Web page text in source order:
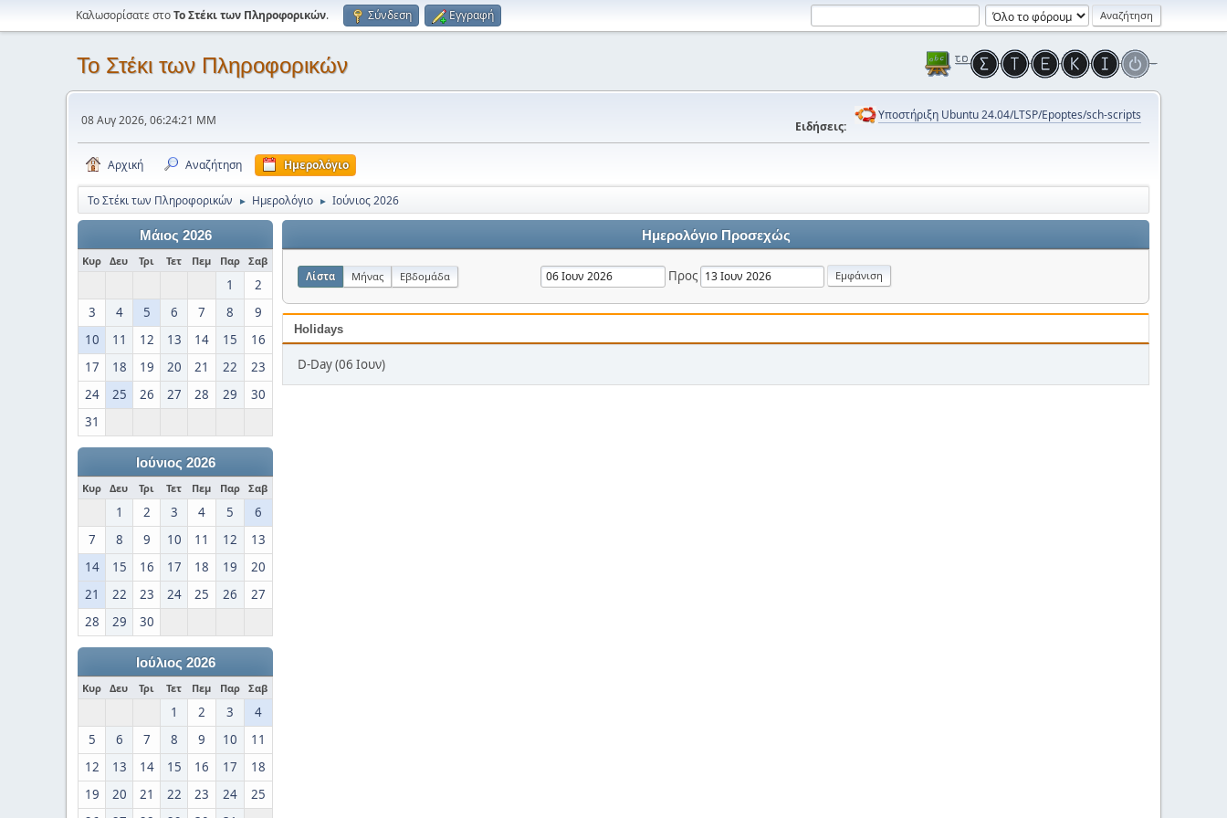
Καλωσορίσατε στοΤο Στέκι των Πληροφορικών. Σύνδεση Εγγραφή
Το Στέκι των Πληροφορικών
08 Αυγ 2026, 06:24:21 ΜΜ Ειδήσεις:
Υποστήριξη Ubuntu 24.04/LTSP/Epoptes/sch-scripts
Αρχική Αναζήτηση Ημερολόγιο
Το Στέκι των Πληροφορικών ► Ημερολόγιο ► Ιούνιος 2026
Μάιος 2026
Κυρ Δευ Τρι Τετ Πεμ Παρ Σαβ
1
2
3
4 5 6 7 8
9
10
11 12 13 14 15
16
17
18 19 20 21 22
23
24
25 26 27 28 29
30
31
Ιούνιος 2026
Κυρ Δευ Τρι Τετ Πεμ Παρ Σαβ
1 2 3 4 5
6
7
8 9 10 11 12
13
14
15 16 17 18 19
20
21
22 23 24 25 26
27
28
29 30
Ιούλιος 2026
Κυρ Δευ Τρι Τετ Πεμ Παρ Σαβ
1 2 3
4
5
6 7 8 9 10
11
12
13 14 15 16 17
18
19
20 21 22 23 24
25
Ημερολόγιο Προσεχώς
Λίστα Μήνας Εβδομάδα Προς
Holidays
D-Day (06 Ιουν)